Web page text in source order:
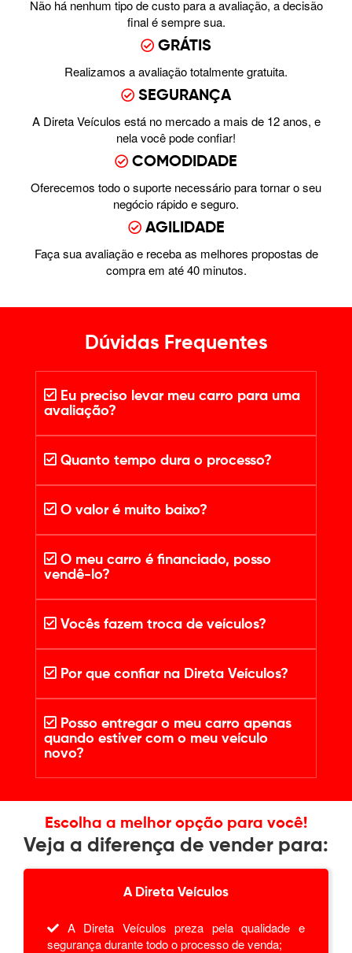
Não há nenhum tipo de custo para a avaliação, a decisão
final é sempre sua.
GRÁTIS
Realizamos a avaliação totalmente gratuita.
SEGURANÇA
A Direta Veículos está no mercado a mais de 12 anos, e
nela você pode confiar!
COMODIDADE
Oferecemos todo o suporte necessário para tornar o seu
negócio rápido e seguro.
AGILIDADE
Faça sua avaliação e receba as melhores propostas de
compra em até 40 minutos.
Dúvidas Frequentes
Eu preciso levar meu carro para uma
avaliação?
Quanto tempo dura o processo?
O valor é muito baixo?
O meu carro é financiado, posso
vendê-lo?
Vocês fazem troca de veículos?
Por que confiar na Direta Veículos?
Posso entregar o meu carro apenas
quando estiver com o meu veículo
novo?
Escolha a melhor opção para você!
Veja a diferença de vender para:
A Direta Veículos
A Direta Veículos preza pela qualidade e
segurança durante todo o processo de venda;